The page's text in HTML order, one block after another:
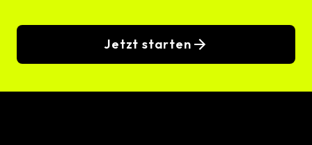
Jetzt starten